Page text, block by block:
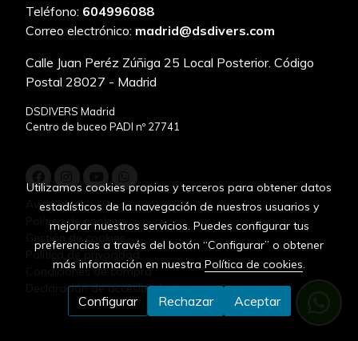
Teléfono: 604996088
Correo electrónico: madrid@dsdivers.com
Calle Juan Peréz Zúñiga 25 Local Posterior. Código
Postal 28027 - Madrid
DSDIVERS Madrid
Centro de buceo PADI nº 27741
Aviso legal
Política de cookies
Gestión de cookies
Política de privacidad
Condiciones de compra
Declaración de accesibilidad
Utilizamos cookies propias y terceros para obtener datos
estadísticos de la navegación de nuestros usuarios y
mejorar nuestros servicios. Puedes configurar tus
preferencias a través del botón “Configurar” o obtener
más información en nuestra Política de cookies.
Configurar Rechazar Aceptar